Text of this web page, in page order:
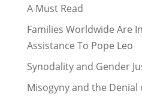
A Must Read
Families Worldwide Are
Assistance To Pope Leo
Synodality and Gender
Misogyny and the Denial